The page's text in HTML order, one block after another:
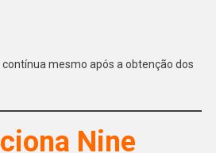
mesmo após a obtenção dos
Nine